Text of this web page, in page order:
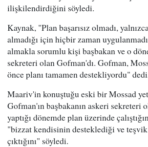
ilişkilendirdiğini söyledi.
Kaynak, "Plan başarısız olmadı,
almadığı için hiçbir zaman
almakla sorumlu kişi başbakan ve o
sekreteri olan Gofman'dı. Gofman,
önce planı tamamen destekliyordu"
Maariv'in konuştuğu eski bir Mossad
Gofman'ın başbakanın askeri sekreteri
yaptığı dönemde plan üzerinde
"bizzat kendisinin desteklediği ve
çıktığını" söyledi.